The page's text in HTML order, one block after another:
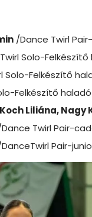
/Dance Twirl
Solo-
Solo-Felkészítő
Felkészítő
Liliána,
Twirl Pair-
Pair-